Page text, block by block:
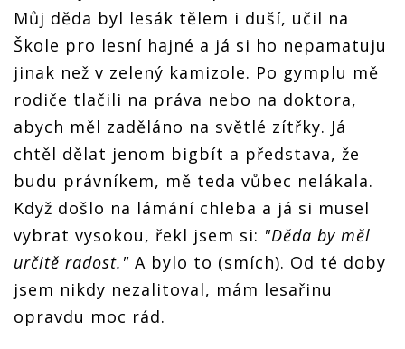
Můj děda byl lesák tělem i duší, učil na
Škole pro lesní hajné a já si ho nepamatuju
jinak než v zelený kamizole. Po gymplu mě
rodiče tlačili na práva nebo na doktora,
abych měl zaděláno na světlé zítřky. Já
chtěl dělat jenom bigbít a představa, že
budu právníkem, mě teda vůbec nelákala.
Když došlo na lámání chleba a já si musel
vybrat vysokou, řekl jsem si: "Děda by měl
určitě radost." A bylo to (smích). Od té doby
jsem nikdy nezalitoval, mám lesařinu
opravdu moc rád.